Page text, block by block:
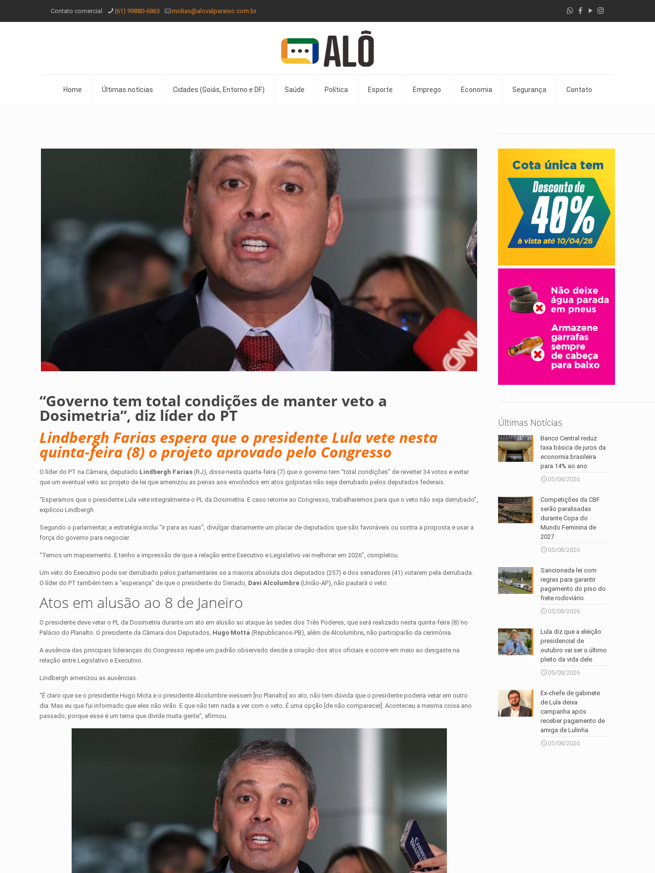
Contato comercial (61) 99880-6863 midias@alovalparaiso.com.br
Home Últimas notícias Cidades (Goiás, Entorno e DF) Saúde Política Esporte Emprego Economia Segurança Contato
“Governo tem total condições de manter veto a
Dosimetria”, diz líder do PT
Lindbergh Farias espera que o presidente Lula vete nesta
quinta-feira (8) o projeto aprovado pelo Congresso
O líder do PT na Câmara, deputado Lindbergh Farias (RJ), disse nesta quarta-feira (7) que o governo tem “total condições” de reverter 34 votos e evitar
que um eventual veto ao projeto de lei que amenizou as penas aos envolvidos em atos golpistas não seja derrubado pelos deputados federais.
“Esperamos que o presidente Lula vete integralmente o PL da Dosimetria. E caso retorne ao Congresso, trabalharemos para que o veto não seja derrubado”,
explicou Lindbergh.
Segundo o parlamentar, a estratégia inclui “ir para as ruas”, divulgar diariamente um placar de deputados que são favoráveis ou contra a proposta e usar a
força do governo para negociar.
“Temos um mapeamento. E tenho a impressão de que a relação entre Executivo e Legislativo vai melhorar em 2026”, completou.
Um veto do Executivo pode ser derrubado pelos parlamentares se a maioria absoluta dos deputados (257) e dos senadores (41) votarem pela derrubada.
O líder do PT também tem a “esperança” de que o presidente do Senado, Davi Alcolumbre (União-AP), não pautará o veto.
Atos em alusão ao 8 de Janeiro
O presidente deve vetar o PL da Dosimetria durante um ato em alusão ao ataque às sedes dos Três Poderes, que será realizado nesta quinta-feira (8) no
Palácio do Planalto. O presidente da Câmara dos Deputados, Hugo Motta (Republicanos-PB), além de Alcolumbre, não participarão da cerimônia.
A ausência das principais lideranças do Congresso repete um padrão observado desde a criação dos atos oficiais e ocorre em meio ao desgaste na
relação entre Legislativo e Executivo.
Lindbergh amenizou as ausências.
“É claro que se o presidente Hugo Mota e o presidente Alcolumbre viessem [no Planalto] ao ato, não tem dúvida que o presidente poderia vetar em outro
dia. Mas eu que fui informado que eles não virão. E que não tem nada a ver com o veto. É uma opção [de não comparecer]. Aconteceu a mesma coisa ano
passado, porque esse é um tema que divide muita gente”, afirmou.
Últimas Notícias
Banco Central reduz
taxa básica de juros da
economia brasileira
para 14% ao ano
05/08/2026
Competições da CBF
serão paralisadas
durante Copa do
Mundo Feminina de
2027
05/08/2026
Sancionada lei com
regras para garantir
pagamento do piso do
frete rodoviário
05/08/2026
Lula diz que a eleição
presidencial de
outubro vai ser o último
pleito da vida dele
05/08/2026
Ex-chefe de gabinete
de Lula deixa
campanha após
receber pagamento de
amiga de Lulinha
05/08/2026